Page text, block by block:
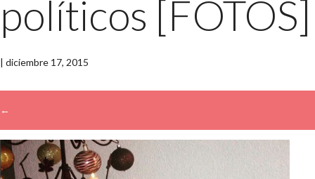
políticos [FOTOS]
| diciembre 17, 2015
←
→